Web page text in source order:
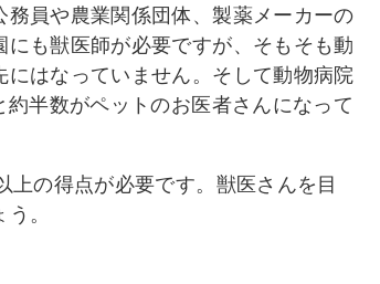
員や農業関係団体、製薬メーカーの
も獣医師が必要ですが、そもそも動
はなっていません。そして動物病院
半数がペットのお医者さんになって
の得点が必要です。獣医さんを目
。